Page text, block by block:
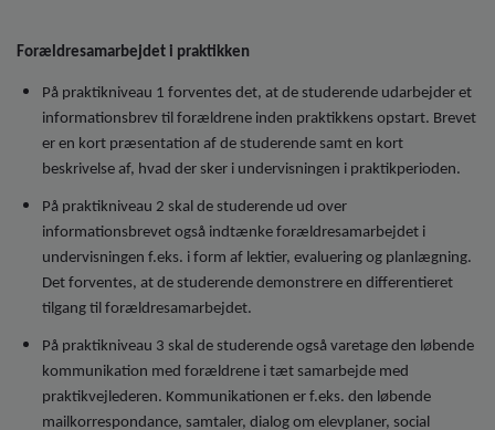
Forældresamarbejdet i praktikken
På praktikniveau 1 forventes det, at de studerende udarbejder et
informationsbrev til forældrene inden praktikkens opstart. Brevet
er en kort præsentation af de studerende samt en kort
beskrivelse af, hvad der sker i undervisningen i praktikperioden.
På praktikniveau 2 skal de studerende ud over
informationsbrevet også indtænke forældresamarbejdet i
undervisningen f.eks. i form af lektier, evaluering og planlægning.
Det forventes, at de studerende demonstrere en differentieret
tilgang til forældresamarbejdet.
På praktikniveau 3 skal de studerende også varetage den løbende
kommunikation med forældrene i tæt samarbejde med
praktikvejlederen. Kommunikationen er f.eks. den løbende
mailkorrespondance, samtaler, dialog om elevplaner, social